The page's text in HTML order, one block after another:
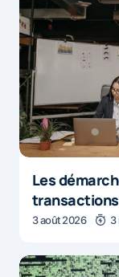
Les
3 août 2026 3